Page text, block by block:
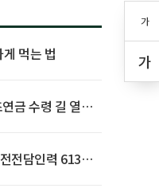
가
가
먹는 법
금 수령 길 열린
전담인력 613명